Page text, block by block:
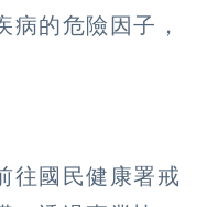
病的危險因子，
往國民健康署戒